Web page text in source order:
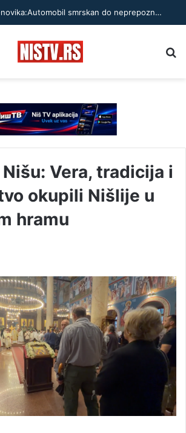
Užas kod Jasenovika:Automobil smrskan do neprepoznatljivosti, točak odleteo – strahuje se da ima teško povređenih
Vera, tradicija i
okupili Nišlije u
hramu